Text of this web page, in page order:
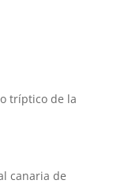
tríptico de la
canaria de